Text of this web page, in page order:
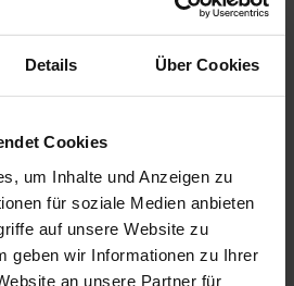
Details Über Cookies
Cookies
um Inhalte und Anzeigen zu
für soziale Medien anbieten
auf unsere Website zu
geben wir Informationen zu Ihrer
an unsere Partner für
u.a. für den Einsatz
Hygieneanforderungen.
mm. Größere